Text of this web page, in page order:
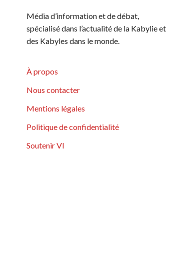
Média d’information et de débat,
spécialisé dans l’actualité de la Kabylie et
des Kabyles dans le monde.
À propos
Nous contacter
Mentions légales
Politique de confidentialité
Soutenir VI